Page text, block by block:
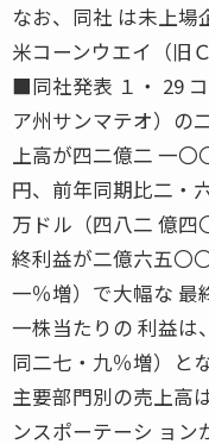
なお、同社 は未上場
米コーンウエイ（旧
■同社発表 １・ 29
ア州サンマテオ）の
上高が四二億二 一
円、前年同期比二・
万ドル（四八二 億四
終利益が二億六五〇
一％増）で大幅な 最
一株当たりの 利益は
同二七・九％増）と
主要部門別の売上高
ンスポーテーシ ョン